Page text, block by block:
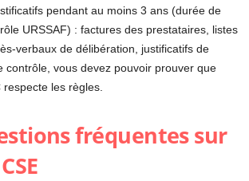
pendant au moins 3 ans (durée de
URSSAF) : factures des prestataires, listes
verbaux de délibération, justificatifs de
contrôle, vous devez pouvoir prouver que
les règles.
fréquentes sur